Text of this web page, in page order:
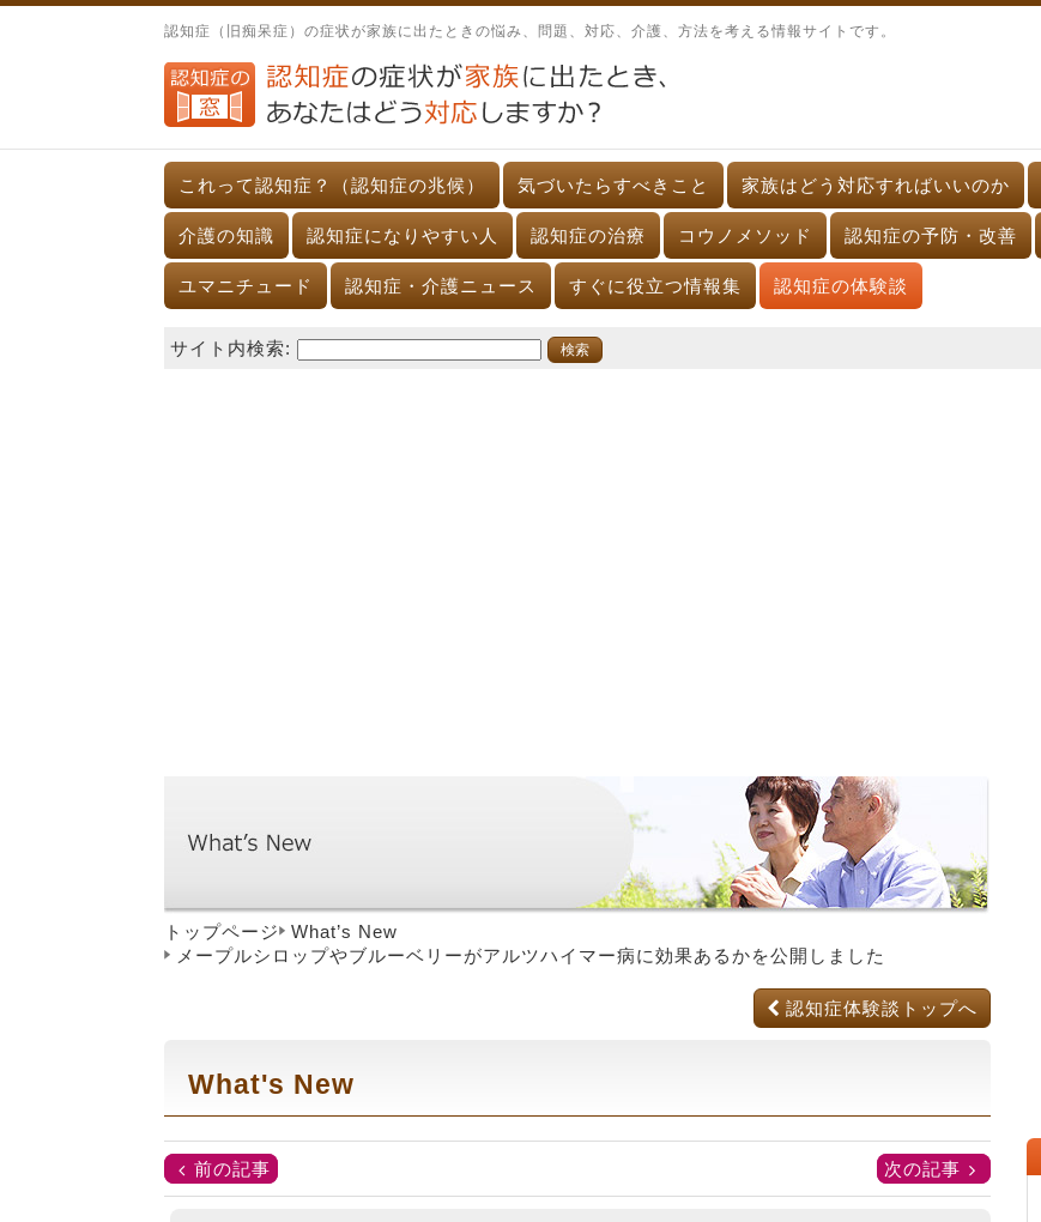
認知症（旧痴呆症）の症状が家族に出たときの悩み、問題、対応、介護、方法を考える情報サイトです。
これって認知症？（認知症の兆候） 気づいたらすべきこと 家族はどう対応すればいいのか
介護の知識 認知症になりやすい人 認知症の治療 コウノメソッド 認知症の予防・改善
ユマニチュード 認知症・介護ニュース すぐに役立つ情報集 認知症の体験談
サイト内検索:
トップページ
What’s New
メープルシロップやブルーベリーがアルツハイマー病に効果あるかを公開しました
認知症体験談トップへ
What's New
次の記事
前の記事